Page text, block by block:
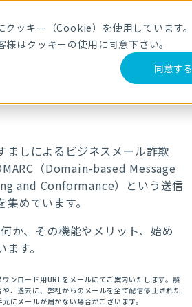
ッキー（Cookie）を使用しています。
はクッキーの使用に同意下さい。
同意する
ましによるビジネスメール詐欺
（Domain-based Message
and Conformance）という送信
めています。
か、その機能やメリット、始め
す。
ンロード用URLをメールにてご案内いたします。 誤
、 過去に、弊社からのメールを全て配信停止された
にメールが届かない場合がございます。